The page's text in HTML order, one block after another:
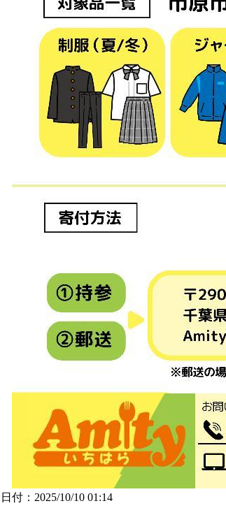
日付：2025/10/10 01:14